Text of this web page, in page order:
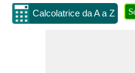
Calcolatrice da A a Z